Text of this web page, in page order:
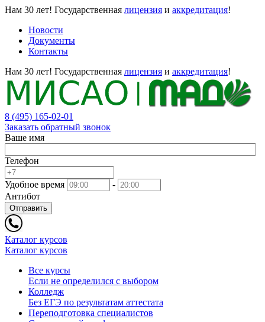
Нам 30 лет! Государственная лицензия и аккредитация!
Новости
Документы
Контакты
Нам 30 лет! Государственная лицензия и аккредитация!
8 (495) 165-02-01
Заказать обратный звонок
Ваше имя
Телефон
Удобное время
-
Антибот
Отправить
Каталог курсов
Каталог курсов
Все курсы
Если не определился с выбором
Колледж
Без ЕГЭ по результатам аттестата
Переподготовка специалистов